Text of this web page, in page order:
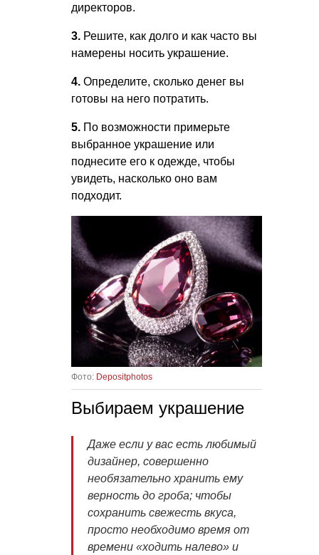
директоров.
3. Решите, как долго и как часто вы
намерены носить украшение.
4. Определите, сколько денег вы
готовы на него потратить.
5. По возможности примерьте
выбранное украшение или
поднесите его к одежде, чтобы
увидеть, насколько оно вам
подходит.
Фото: Depositphotos
Выбираем украшение
Даже если у вас есть любимый
дизайнер, совершенно
необязательно хранить ему
верность до гроба; чтобы
сохранить свежесть вкуса,
просто необходимо время от
времени «ходить налево» и